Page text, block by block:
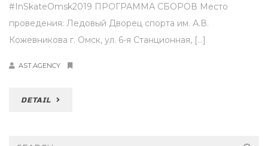
#InSkateOmsk2019 ПРОГРАММА СБОРОВ Место
проведения: Ледовый Дворец спорта им. А.В.
Кожевникова г. Омск, ул. 6-я Станционная, […]
AST.AGENCY
DETAIL